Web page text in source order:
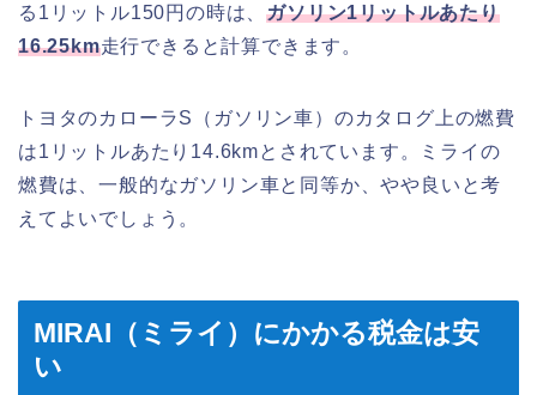
る1リットル150円の時は、ガソリン1リットルあたり
16.25km走行できると計算できます。
トヨタのカローラS（ガソリン車）のカタログ上の燃費
は1リットルあたり14.6kmとされています。ミライの
燃費は、一般的なガソリン車と同等か、やや良いと考
えてよいでしょう。
MIRAI（ミライ）にかかる税金は安
い